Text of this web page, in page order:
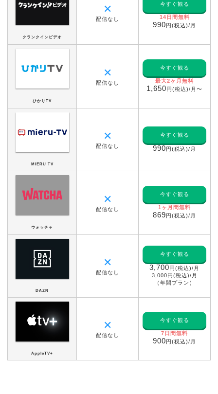
クランクインビデオ
✕
配信なし
今すぐ観る
14日間無料
990円(税込)/月
ひかりTV
✕
配信なし
今すぐ観る
最大2ヶ月無料
1,650円(税込)/月〜
MIERU TV
✕
配信なし
今すぐ観る
990円(税込)/月
ウォッチャ
✕
配信なし
今すぐ観る
1ヶ月間無料
869円(税込)/月
DAZN
✕
配信なし
今すぐ観る
3,700円(税込)/月
3,000円(税込)/月
（年間プラン）
AppleTV+
✕
配信なし
今すぐ観る
7日間無料
900円(税込)/月